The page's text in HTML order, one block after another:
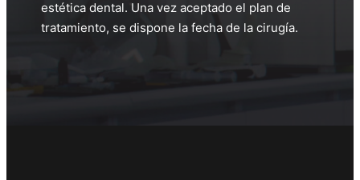
estética dental. Una vez aceptado el plan de
tratamiento, se dispone la fecha de la cirugía.